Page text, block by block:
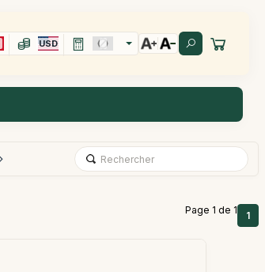
USD
Page 1 de 1 1